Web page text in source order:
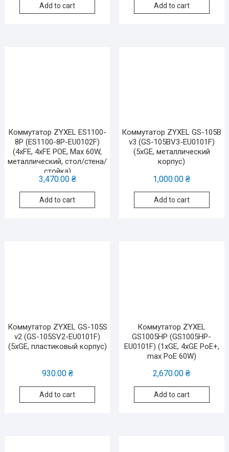
Add to cart Add to cart
Коммутатор ZYXEL ES1100-
8P (ES1100-8P-EU0102F)
(4xFE, 4хFE POE, Max 60W,
металлический, стол/стена/
стойка)
3,470.00 ₴
Add to cart
Коммутатор ZYXEL GS-105B
v3 (GS-105BV3-EU0101F)
(5xGE, металлический
корпус)
1,000.00₴
Add to cart
Коммутатор ZYXEL GS-105S
v2 (GS-105SV2-EU0101F)
(5xGE, пластиковый корпус)
930.00 ₴
Add to cart
Коммутатор ZYXEL
GS1005HP (GS1005HP-
EU0101F) (1xGE, 4xGE PoE+,
max PoE 60W)
2,670.00₴
Add to cart